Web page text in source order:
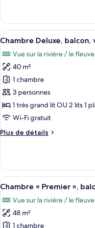
fleuve
le
type
de
Chambre
Standard,
vue
fleuve
Afficher
toutes
les
photos
pour
ce
type
de
chambre :
Chambre
vue
fleuve
7
Chambre Deluxe,
Vue sur la rivière / le fleuve
40 m²
1 chambre
3 personnes
1 très grand lit OU 2 lits 1
Wi-Fi gratuit
Plus de détails
Plus
le
type
de
Chambre
Deluxe,
balcon,
Afficher
toutes
les
photos
7
Chambre « Premier »,
Vue sur la rivière / le fleuve
48 m²
1 chambre